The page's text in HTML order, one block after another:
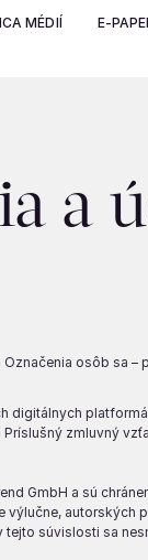
MÉDIÍ E-
a
osôb sa –
zmluvný
GmbH a sú
autorských
súvislosti sa